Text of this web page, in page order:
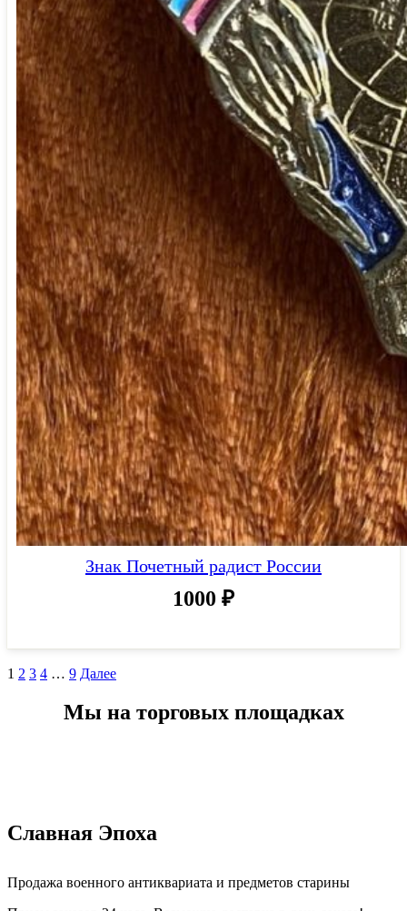
Знак Почетный радист России
1000 ₽
1 2 3 4 … 9 Далее
Мы на торговых площадках
Славная Эпоха
Продажа военного антиквариата и предметов старины